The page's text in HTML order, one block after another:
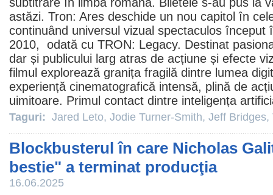
astăzi. Tron: Ares deschide un nou capitol în
continuând universul vizual spectaculos început
2010, odată cu TRON: Legacy. Destinat
dar și publicului larg atras de acțiune și efecte
filmul explorează granița fragilă dintre lumea
experiență cinematografică intensă, plină de
uimitoare. Primul contact dintre inteligența
Taguri: Jared Leto, Jodie Turner-Smith, Jeff Bridges,
Blockbusterul în care Nicholas
bestie" a terminat producţia
16.06.2025